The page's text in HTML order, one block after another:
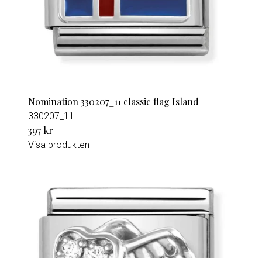
Nomination 330207_11 classic flag Island
330207_11
397 kr
Visa produkten